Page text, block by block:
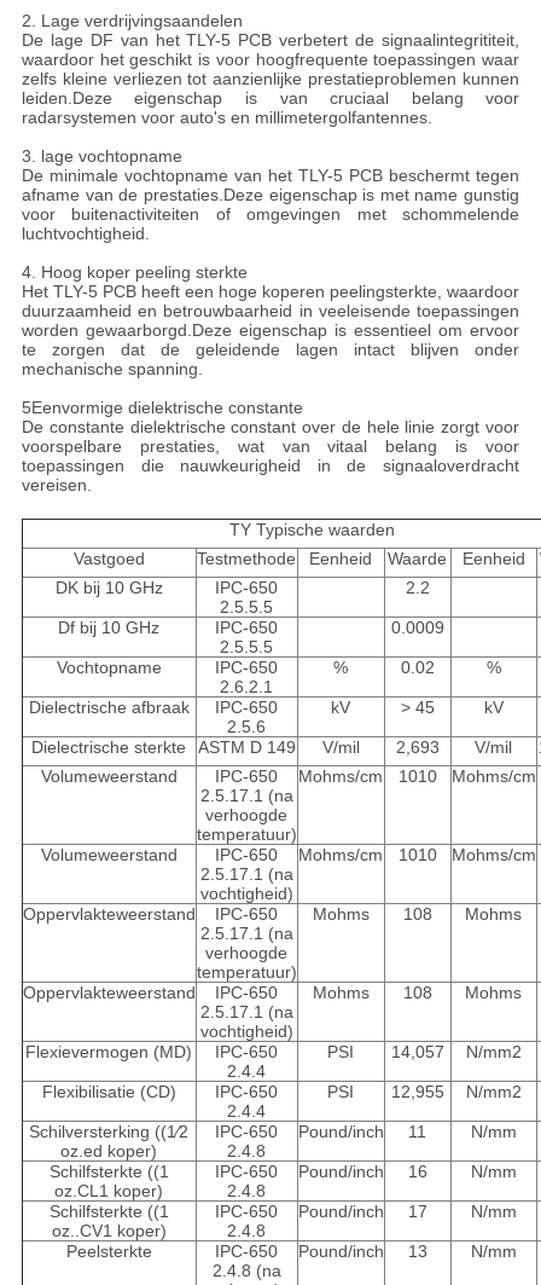
2. Lage verdrijvingsaandelen
De lage DF van het TLY-5 PCB verbetert de signaalintegrititeit,
waardoor het geschikt is voor hoogfrequente toepassingen waar
zelfs kleine verliezen tot aanzienlijke prestatieproblemen kunnen
leiden.Deze eigenschap is van cruciaal belang voor
radarsystemen voor auto's en millimetergolfantennes.
3. lage vochtopname
De minimale vochtopname van het TLY-5 PCB beschermt tegen
afname van de prestaties.Deze eigenschap is met name gunstig
voor buitenactiviteiten of omgevingen met schommelende
luchtvochtigheid.
4. Hoog koper peeling sterkte
Het TLY-5 PCB heeft een hoge koperen peelingsterkte, waardoor
duurzaamheid en betrouwbaarheid in veeleisende toepassingen
worden gewaarborgd.Deze eigenschap is essentieel om ervoor
te zorgen dat de geleidende lagen intact blijven onder
mechanische spanning.
5Eenvormige dielektrische constante
De constante dielektrische constant over de hele linie zorgt voor
voorspelbare prestaties, wat van vitaal belang is voor
toepassingen die nauwkeurigheid in de signaaloverdracht
vereisen.
TY Typische waarden
Vastgoed
Testmethode Eenheid Waarde Eenheid
DK bij 10 GHz
IPC-650
2.5.5.5
2.2
Df bij 10 GHz
IPC-650
2.5.5.5
0.0009
Vochtopname
IPC-650
2.6.2.1
% 0.02 %
Dielectrische afbraak
IPC-650
2.5.6
kV > 45 kV
Dielectrische sterkte ASTM D 149 V/mil 2,693 V/mil
Volumeweerstand
IPC-650
2.5.17.1 (na
verhoogde
temperatuur)
Mohms/cm 1010 Mohms/cm
Volumeweerstand
IPC-650
2.5.17.1 (na
vochtigheid)
Mohms/cm 1010 Mohms/cm
Oppervlakteweerstand
IPC-650
2.5.17.1 (na
verhoogde
temperatuur)
Mohms 108 Mohms
Oppervlakteweerstand
IPC-650
2.5.17.1 (na
vochtigheid)
Mohms 108 Mohms
Flexievermogen (MD)
IPC-650
2.4.4
PSI 14,057 N/mm2
Flexibilisatie (CD)
IPC-650
2.4.4
PSI 12,955 N/mm2
Schilversterking ((1⁄2
oz.ed koper)
IPC-650
2.4.8
Pound/inch 11 N/mm
Schilfsterkte ((1
oz.CL1 koper)
IPC-650
2.4.8
Pound/inch 16 N/mm
Schilfsterkte ((1
oz..CV1 koper)
IPC-650
2.4.8
Pound/inch 17 N/mm
Peelsterkte
IPC-650
2.4.8 (na
Pound/inch 13 N/mm